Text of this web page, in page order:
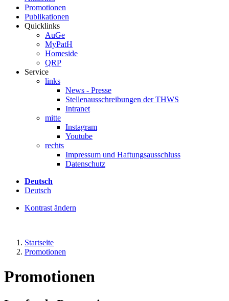
Promotionen
Publikationen
Quicklinks
AuGe
MyPatH
Homeside
QRP
Service
links
News - Presse
Stellenausschreibungen der THWS
Intranet
mitte
Instagram
Youtube
rechts
Impressum und Haftungsausschluss
Datenschutz
Deutsch
Deutsch
Kontrast ändern
Startseite
Promotionen
Promotionen